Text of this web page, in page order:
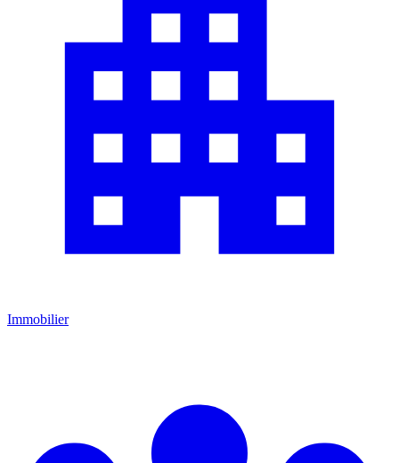
Immobilier